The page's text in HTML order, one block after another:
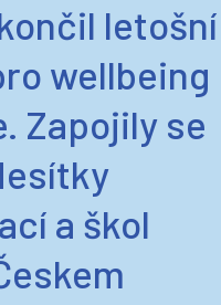
letošní
wellbeing
Zapojily se
a škol